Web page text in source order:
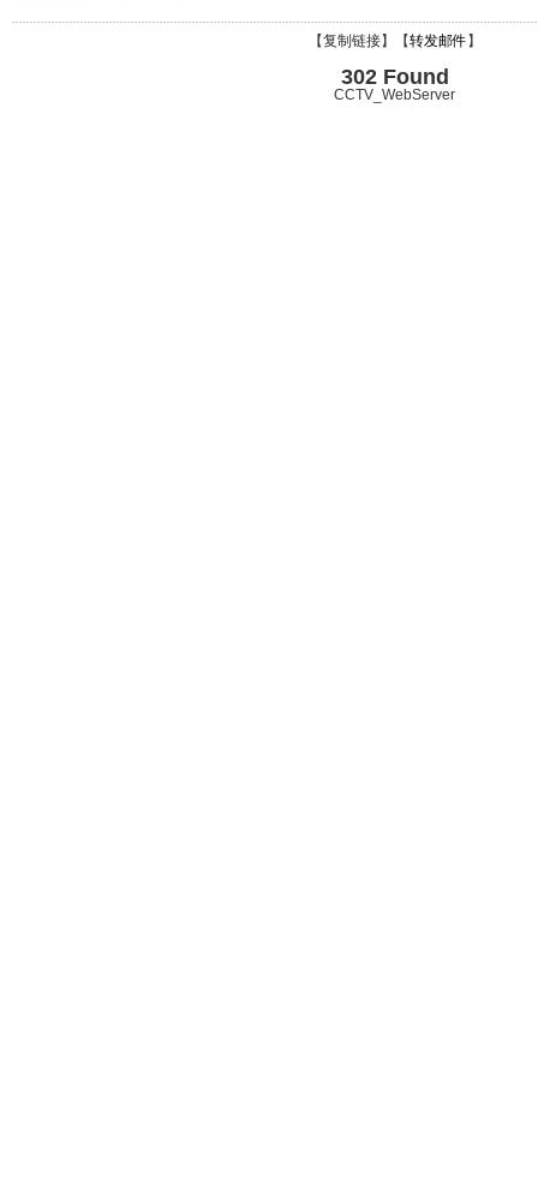
【复制链接】【转发邮件 】
302 Found
CCTV_WebServer